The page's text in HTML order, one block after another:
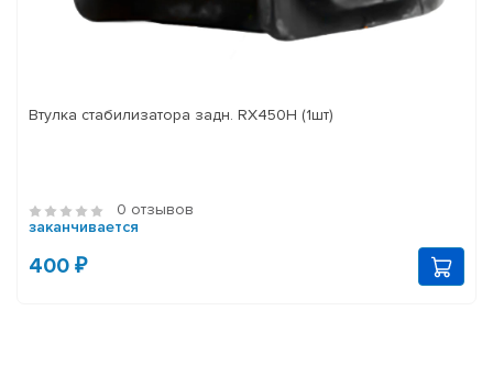
Втулка стабилизатора задн. RX450H (1шт)
0 отзывов
заканчивается
400 ₽